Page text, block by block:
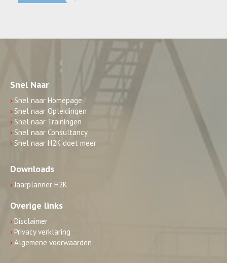
Snel Naar
› Snel naar Homepage
› Snel naar Opleidingen
› Snel naar Trainingen
› Snel naar Consultancy
› Snel naar H2K doet meer
Downloads
› Jaarplanner H2K
Overige links
› Disclaimer
› Privacy verklaring
› Algemene voorwaarden